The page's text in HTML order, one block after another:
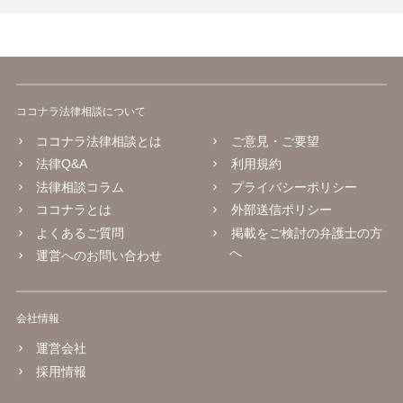
ココナラ法律相談について
ココナラ法律相談とは
法律Q&A
法律相談コラム
ココナラとは
よくあるご質問
運営へのお問い合わせ
ご意見・ご要望
利用規約
プライバシーポリシー
外部送信ポリシー
掲載をご検討の弁護士の方
へ
会社情報
運営会社
採用情報